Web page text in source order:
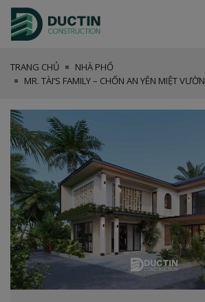
TRANG CHỦ
NHÀ PHỐ
MR. TÀI’S FAMILY – CHỐN AN YÊN MIỆT VƯỜN